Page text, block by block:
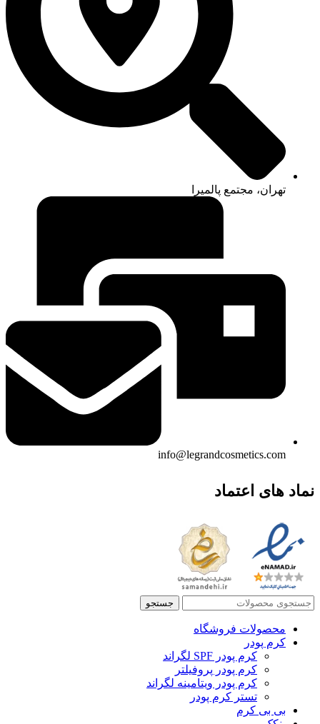
تهران، مجتمع پالمیرا
info@legrandcosmetics.com
نماد های اعتماد
جستجو
محصولات فروشگاه
کرم پودر
کرم پودر SPF لگراند
کرم پودر پروفیلتر
کرم پودر ویتامینه لگراند
تستر کرم پودر
بی بی کرم